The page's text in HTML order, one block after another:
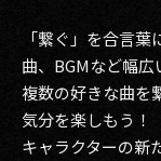
「繋ぐ」を合言
曲、BGMなど幅広
複数の好きな曲を
気分を楽しもう！
キャラクターの新